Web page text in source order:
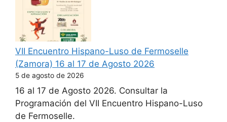
VII Encuentro Hispano-Luso de Fermoselle
(Zamora) 16 al 17 de Agosto 2026
5 de agosto de 2026
16 al 17 de Agosto 2026. Consultar la
Programación del VII Encuentro Hispano-Luso
de Fermoselle.